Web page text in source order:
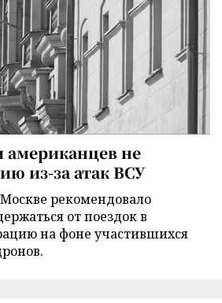
не
из-за атак ВСУ
рекомендовало
от поездок в
на фоне участившихся